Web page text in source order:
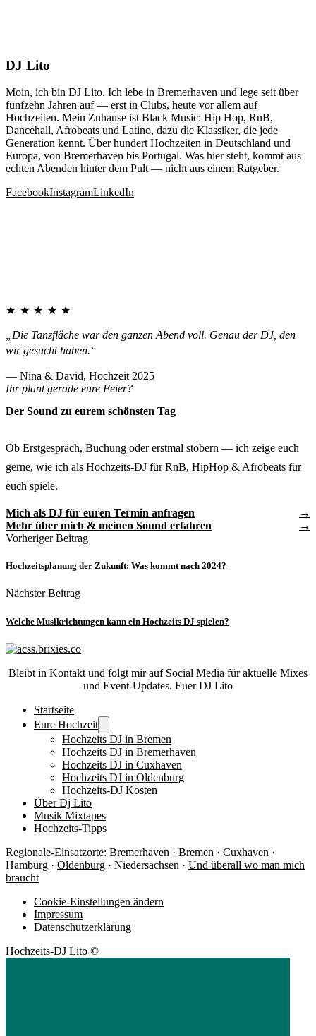
DJ Lito
Moin, ich bin DJ Lito. Ich lebe in Bremerhaven und lege seit über
fünfzehn Jahren auf — erst in Clubs, heute vor allem auf
Hochzeiten. Mein Zuhause ist Black Music: Hip Hop, RnB,
Dancehall, Afrobeats und Latino, dazu die Klassiker, die jede
Generation kennt. Über hundert Hochzeiten in Deutschland und
Europa, von Bremerhaven bis Portugal. Was hier steht, kommt aus
echten Abenden hinter dem Pult — nicht aus einem Ratgeber.
FacebookInstagramLinkedIn
★★★★★
„Die Tanzfläche war den ganzen Abend voll. Genau der DJ, den
wir gesucht haben.“
— Nina & David, Hochzeit 2025
Ihr plant gerade eure Feier?
Der Sound zu eurem schönsten Tag
Ob Erstgespräch, Buchung oder erstmal stöbern — ich zeige euch
gerne, wie ich als Hochzeits-DJ für RnB, HipHop & Afrobeats für
euch spiele.
Mich als DJ für euren Termin anfragen
Mehr über mich & meinen Sound erfahren
Vorheriger Beitrag
Hochzeitsplanung der Zukunft: Was kommt nach 2024?
Nächster Beitrag
Welche Musikrichtungen kann ein Hochzeits DJ spielen?
Bleibt in Kontakt und folgt mir auf Social Media für aktuelle Mixes
und Event-Updates. Euer DJ Lito
Startseite
Eure Hochzeit
Hochzeits DJ in Bremen
Hochzeits DJ in Bremerhaven
Hochzeits DJ in Cuxhaven
Hochzeits DJ in Oldenburg
Hochzeits-DJ Kosten
Über Dj Lito
Musik Mixtapes
Hochzeits-Tipps
Regionale-Einsatzorte: Bremerhaven · Bremen · Cuxhaven ·
Hamburg · Oldenburg · Niedersachsen · Und überall wo man mich
braucht
Cookie-Einstellungen ändern
Impressum
Datenschutzerklärung
Hochzeits-DJ Lito ©